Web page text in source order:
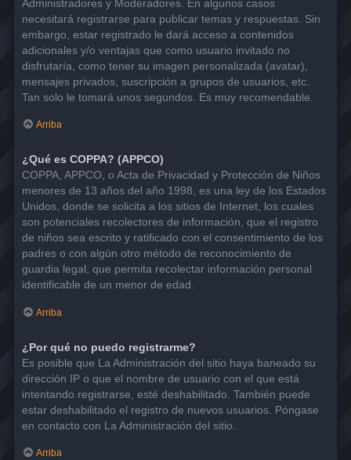
Administradores y Moderadores. En algunos casos
necesitará registrarse para publicar temas y respuestas. Sin
embargo, estar registrado le dará acceso a contenidos
adicionales y/o ventajas que como usuario invitado no
disfrutaría, como tener su imagen personalizada (avatar),
mensajes privados, suscripción a grupos de usuarios, etc.
Tan solo le tomará unos segundos. Es muy recomendable.
Arriba
¿Qué es COPPA? (APPCO)
COPPA, APPCO, o Acta de Privacidad y Protección de Niños
menores de 13 años del año 1998, es una ley de los Estados
Unidos, donde se solicita a los sitios de Internet, los cuales
son potenciales recolectores de información, que el registro
de niños sea escrito y ratificado con el consentimiento de los
padres o con algún otro método de reconocimiento de
guardia legal, que permita recolectar información personal
identificable de un menor de edad.
Arriba
¿Por qué no puedo registrarme?
Es posible que La Administración del sitio haya baneado su
dirección IP o que el nombre de usuario con el que está
intentando registrarse, esté deshabilitado. También puede
estar deshabilitado el registro de nuevos usuarios. Póngase
en contacto con La Administración del sitio.
Arriba